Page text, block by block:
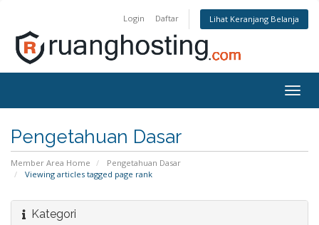
Login Daftar Lihat Keranjang Belanja
Pengetahuan Dasar
Member Area Home
Pengetahuan Dasar
Viewing articles tagged page rank
Kategori